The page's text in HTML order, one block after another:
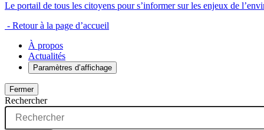
Le portail de tous les citoyens pour s’informer sur les enjeux de
- Retour à la page d’accueil
À propos
Actualités
Paramètres d’affichage
Fermer
Rechercher